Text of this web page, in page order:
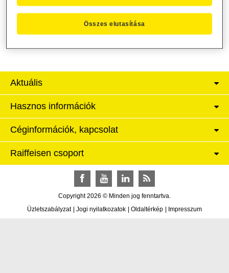
Alapkezelő közzététel / 2026. június 1.
Aktuális
Hasznos információk
Céginformációk, kapcsolat
Raiffeisen csoport
Copyright 2026 © Minden jog fenntartva.
FacebookYouTubeLinkedInRSS
Üzletszabályzat Jogi nyilatkozatok Oldaltérkép Impresszum
Összes elutasítása